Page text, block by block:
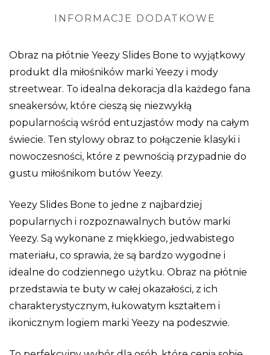
INFORMACJE DODATKOWE
Obraz na płótnie Yeezy Slides Bone to wyjątkowy
produkt dla miłośników marki Yeezy i mody
streetwear. To idealna dekoracja dla każdego fana
sneakersów, które cieszą się niezwykłą
popularnością wśród entuzjastów mody na całym
świecie. Ten stylowy obraz to połączenie klasyki i
nowoczesności, które z pewnością przypadnie do
gustu miłośnikom butów Yeezy.
Yeezy Slides Bone to jedne z najbardziej
popularnych i rozpoznawalnych butów marki
Yeezy. Są wykonane z miękkiego, jedwabistego
materiału, co sprawia, że są bardzo wygodne i
idealne do codziennego użytku. Obraz na płótnie
przedstawia te buty w całej okazałości, z ich
charakterystycznym, łukowatym kształtem i
ikonicznym logiem marki Yeezy na podeszwie.